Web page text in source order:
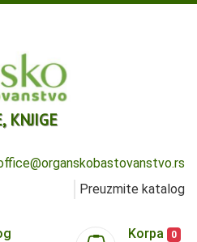
KNJIGE
Preuzmite katalog
Korpa 0